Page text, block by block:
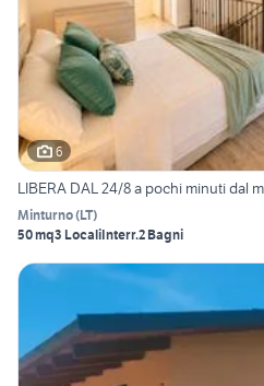
6
LIBERA DAL 24/8 a pochi minuti dal
Minturno(LT)
50 mq3 LocaliInterr.2 Bagni